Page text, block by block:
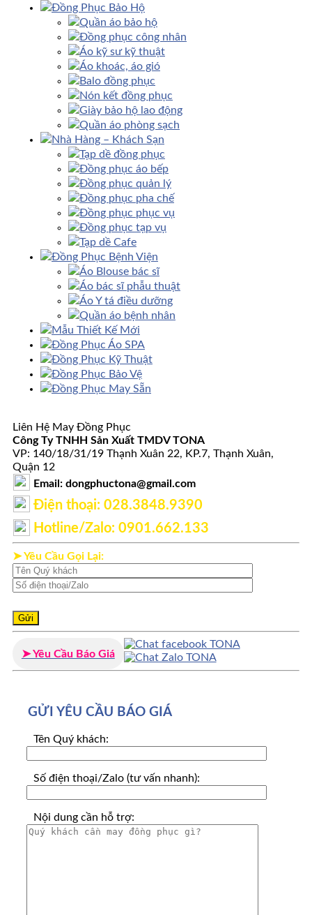
Đồng Phục Bảo Hộ
Quần áo bảo hộ
Đồng phục công nhân
Áo kỹ sư kỹ thuật
Áo khoác, áo gió
Balo đồng phục
Nón kết đồng phục
Giày bảo hộ lao động
Quần áo phòng sạch
Nhà Hàng – Khách Sạn
Tạp dề đồng phục
Đồng phục áo bếp
Đồng phục quản lý
Đồng phục pha chế
Đồng phục phục vụ
Đồng phục tạp vụ
Tạp dề Cafe
Đồng Phục Bệnh Viện
Áo Blouse bác sĩ
Áo bác sĩ phẫu thuật
Áo Y tá điều dưỡng
Quần áo bệnh nhân
Mẫu Thiết Kế Mới
Đồng Phục Áo SPA
Đồng Phục Kỹ Thuật
Đồng Phục Bảo Vệ
Đồng Phục May Sẵn
Liên Hệ May Đồng Phục
Công Ty TNHH Sản Xuất TMDV TONA
VP: 140/18/31/19 Thạnh Xuân 22, KP.7, Thạnh Xuân,
Quận 12
Email: dongphuctona@gmail.com
Điện thoại: ‭028.3848.9390‬
Hotline/Zalo: 0901.662.133
➤ Yêu Cầu Gọi Lại:
➤ Yêu Cầu Báo Giá
GỬI YÊU CẦU BÁO GIÁ
Tên Quý khách:
Số điện thoại/Zalo (tư vấn nhanh):
Nội dung cần hỗ trợ: